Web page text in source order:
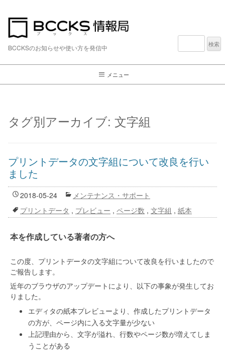
BCCKSのお知らせや使い方を発信中
検
メニュー
タグ別アーカイブ: 文字組
プリントデータの文字組について改良を行い
ました
2018-05-24
メンテナンス・サポート
プリントデータ , プレビュー , ページ数 , 文字組 , 紙本
本を作成している著者の方へ
この度、プリントデータの文字組について改良を行いましたので
ご報告します。
近年のブラウザのアップデートにより、以下の事象が発生してお
りました。
エディタの紙本プレビューより、作成したプリントデータ
の方が、ページ内に入る文字量が少ない
上記理由から、文字が溢れ、行数やページ数が増えてしま
うことがある